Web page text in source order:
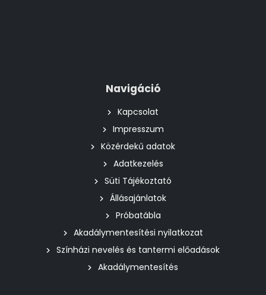
Navigáció
Kapcsolat
Impresszum
Közérdekű adatok
Adatkezelés
Süti Tájékoztató
Állásajánlatok
Próbatábla
Akadálymentesítési nyilatkozat
Színházi nevelés és tantermi előadások
Akadálymentesítés